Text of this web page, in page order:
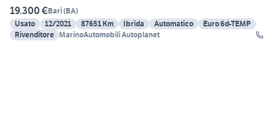
19.300 €Bari(BA)
Usato
12/2021 87651 Km Ibrida Automatico
Euro 6d-TEMP
Rivenditore MarinoAutomobili Autoplanet